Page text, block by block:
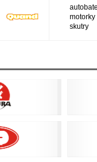
motorky
skutry